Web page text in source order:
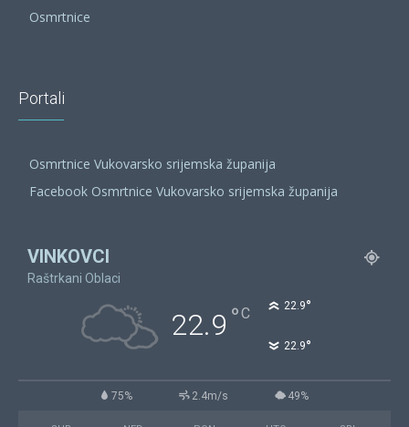
Osmrtnice
Portali
Osmrtnice Vukovarsko srijemska županija
Facebook Osmrtnice Vukovarsko srijemska županija
VINKOVCI
Raštrkani Oblaci
22.9 °C 22.9°
22.9°
75% 2.4m/s 49%